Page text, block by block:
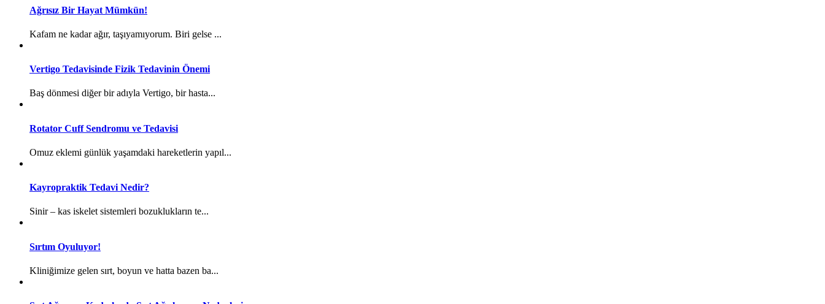
Ağrısız Bir Hayat Mümkün!
Kafam ne kadar ağır, taşıyamıyorum. Biri gelse ...
Vertigo Tedavisinde Fizik Tedavinin Önemi
Baş dönmesi diğer bir adıyla Vertigo, bir hasta...
Rotator Cuff Sendromu ve Tedavisi
Omuz eklemi günlük yaşamdaki hareketlerin yapıl...
Kayropraktik Tedavi Nedir?
Sinir – kas iskelet sistemleri bozuklukların te...
Sırtım Oyuluyor!
Kliniğimize gelen sırt, boyun ve hatta bazen ba...